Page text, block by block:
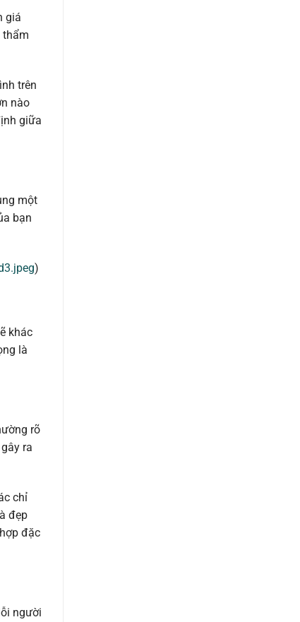
giá
thẩm
trên
nào
giữa
một
bạn
)
khác
là
rõ
ra
chỉ
đẹp
đặc
người